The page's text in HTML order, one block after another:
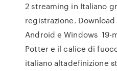
2 streaming in Italiano
registrazione. Download
Android e Windows 19-
Potter e il calice di
italiano altadefinizione